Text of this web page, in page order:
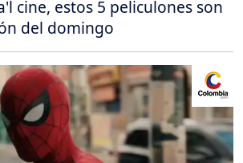
cine, estos 5 peliculones son
del domingo